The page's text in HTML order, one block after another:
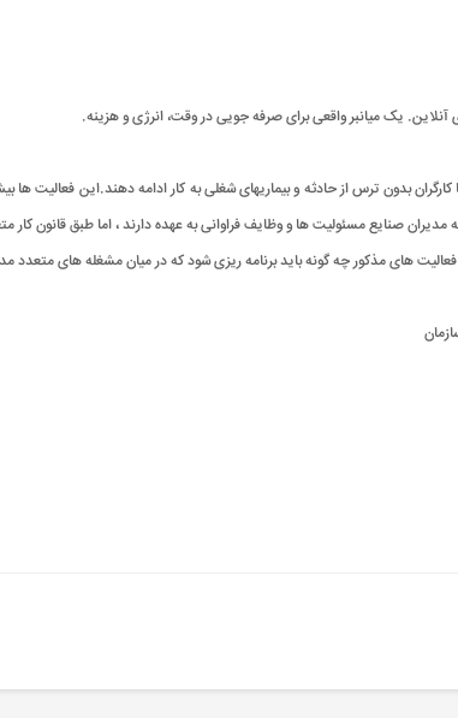
یک میانبر واقعی برای صرفه جویی در وقت، انرژی و هزینه.
بدون ترس از حادثه و بیماریهای شغلی به کار ادامه دهند.این فعالیت
صنایع مسئولیت ها و وظایف فراوانی به عهده دارند ، اما طبق قانون
های مذکور چه گونه باید برنامه ریزی شود که در میان مشغله های متعدد